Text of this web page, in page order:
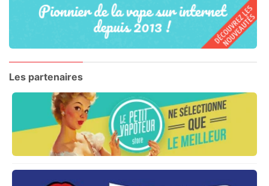
Les partenaires